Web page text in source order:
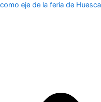
como eje de la feria de Huesca